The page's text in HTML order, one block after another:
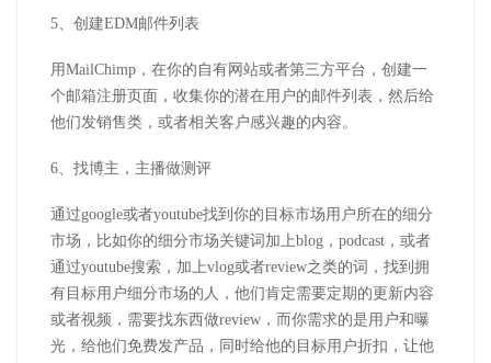
5、创建EDM邮件列表
用MailChimp，在你的自有网站或者第三方平台，创建一
个邮箱注册页面，收集你的潜在用户的邮件列表，然后给
他们发销售类，或者相关客户感兴趣的内容。
6、找博主，主播做测评
通过google或者youtube找到你的目标市场用户所在的细分
市场，比如你的细分市场关键词加上blog，podcast，或者
通过youtube搜索，加上vlog或者review之类的词，找到拥
有目标用户细分市场的人，他们肯定需要定期的更新内容
或者视频，需要找东西做review，而你需求的是用户和曝
光，给他们免费发产品，同时给他的目标用户折扣，让他